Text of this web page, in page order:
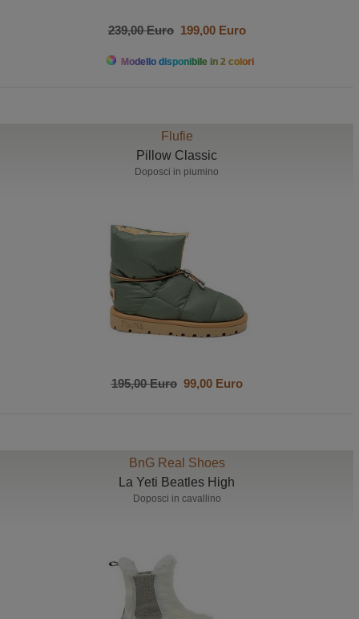
239,00 Euro199,00 Euro
Modello disponibile in 2 colori
Flufie
Pillow Classic
Doposci in piumino
195,00 Euro99,00 Euro
BnG Real Shoes
La Yeti Beatles High
Doposci in cavallino